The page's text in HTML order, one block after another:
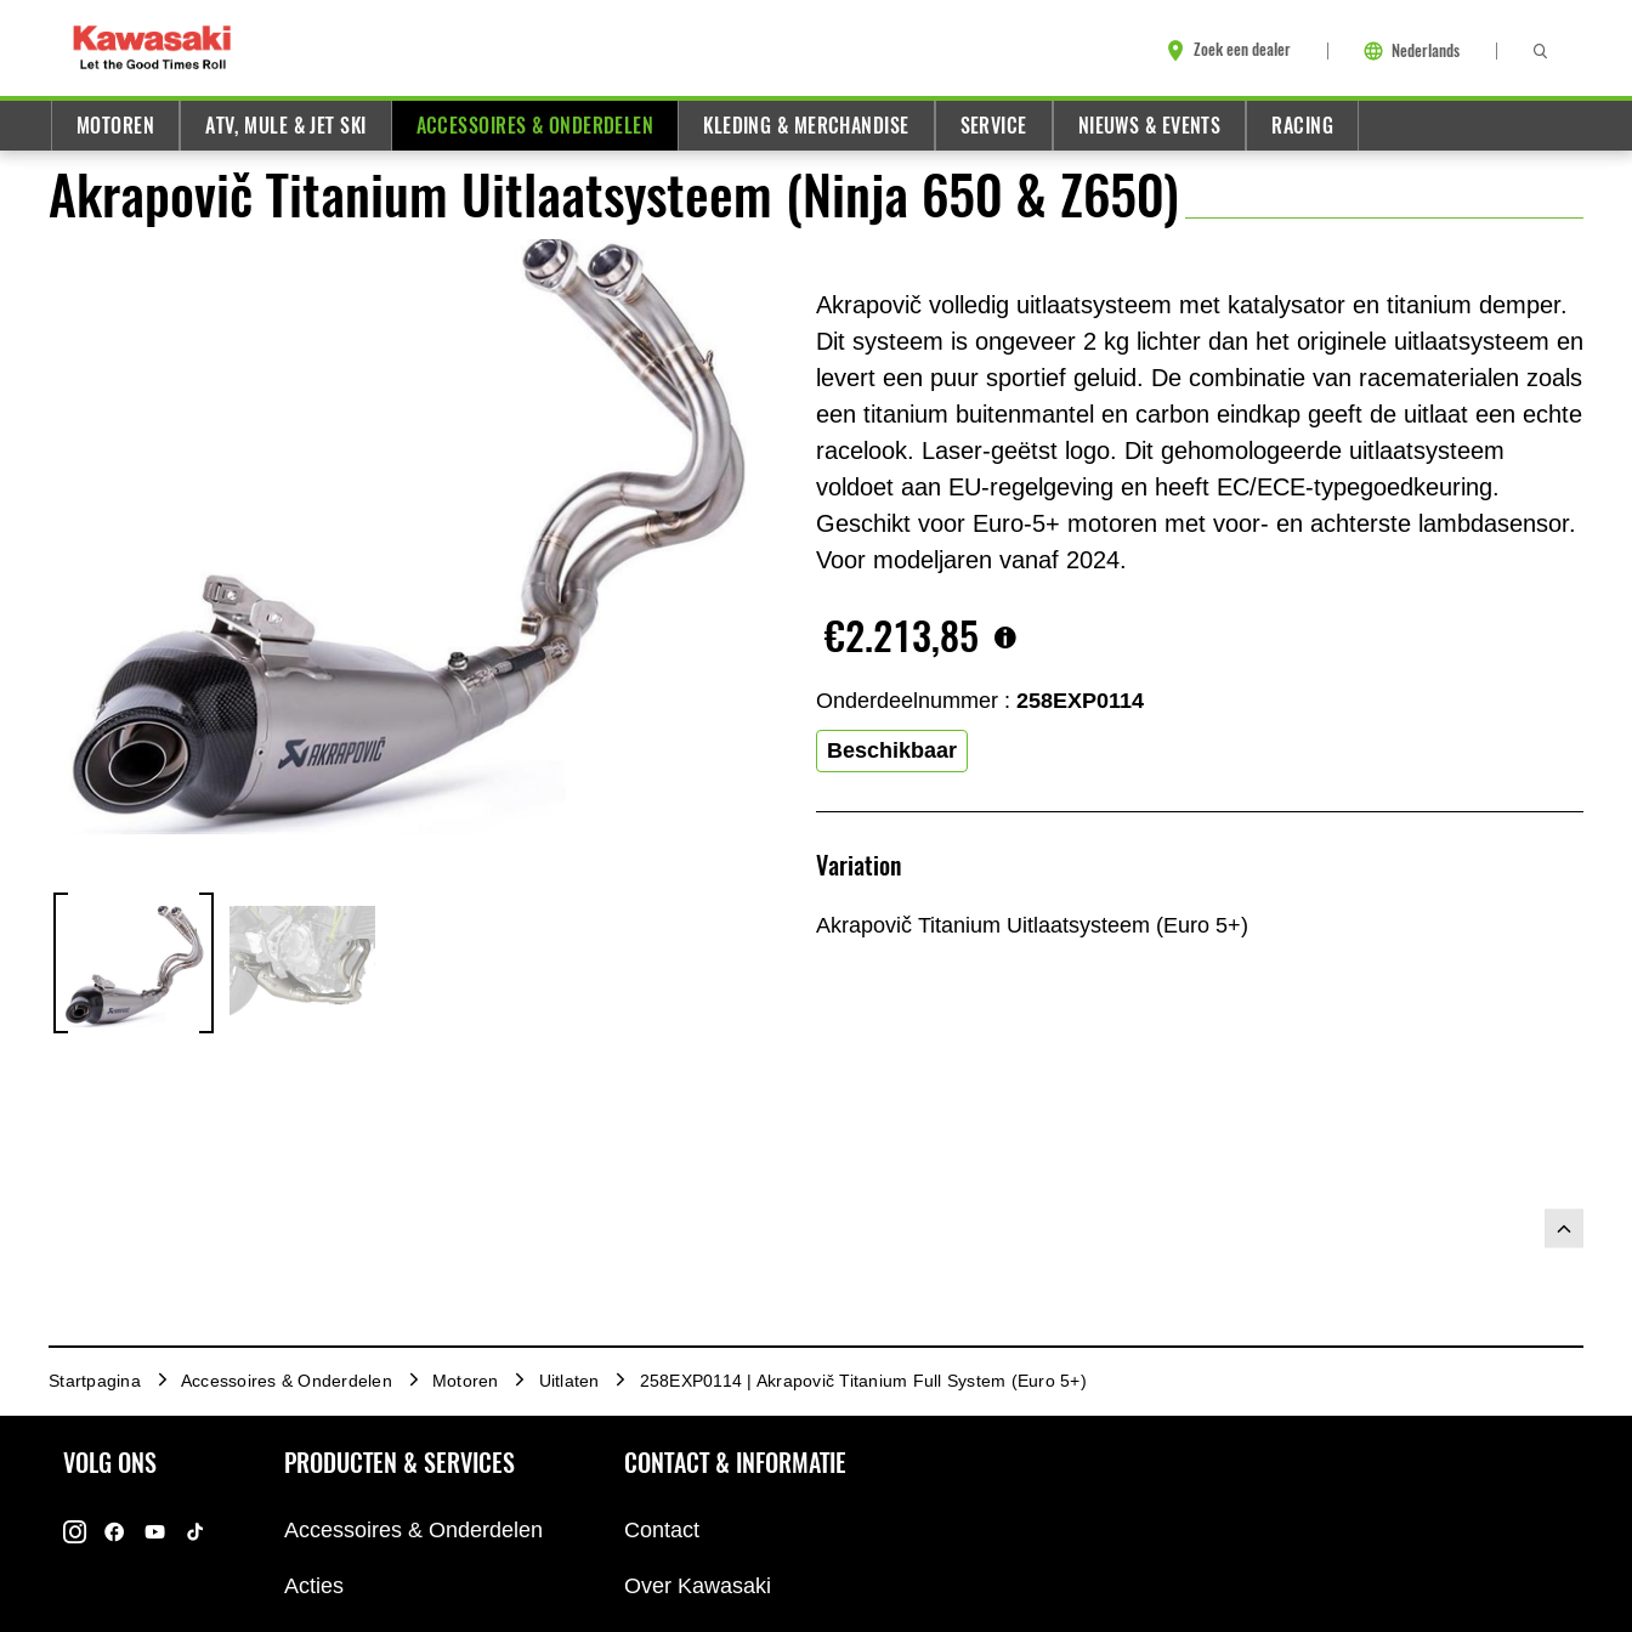
Zoek een dealer Nederlands
MOTOREN ATV, MULE & JET SKI ACCESSOIRES & ONDERDELEN KLEDING & MERCHANDISE SERVICE NIEUWS & EVENTS RACING
Akrapovič Titanium Uitlaatsysteem (Ninja 650 & Z650)
Akrapovič volledig uitlaatsysteem met katalysator en titanium demper.
Dit systeem is ongeveer 2 kg lichter dan het originele uitlaatsysteem en
levert een puur sportief geluid. De combinatie van racematerialen zoals
een titanium buitenmantel en carbon eindkap geeft de uitlaat een echte
racelook. Laser-geëtst logo. Dit gehomologeerde uitlaatsysteem
voldoet aan EU-regelgeving en heeft EC/ECE-typegoedkeuring.
Geschikt voor Euro-5+ motoren met voor- en achterste lambdasensor.
Voor modeljaren vanaf 2024.
€2.213,85
Onderdeelnummer : 258EXP0114
Beschikbaar
Variation
Akrapovič Titanium Uitlaatsysteem (Euro 5+)
Startpagina Accessoires & Onderdelen Motoren Uitlaten 258EXP0114 | Akrapovič Titanium Full System (Euro 5+)
VOLG ONS PRODUCTEN & SERVICES
Accessoires & Onderdelen
Acties
CONTACT & INFORMATIE
Contact
Over Kawasaki